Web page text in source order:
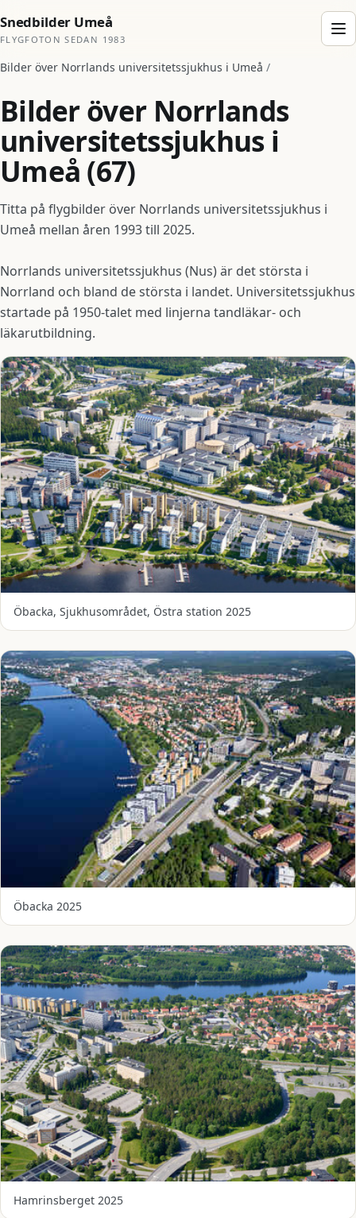
Snedbilder Umeå
FLYGFOTON SEDAN 1983
Bilder över Norrlands universitetssjukhus i Umeå /
Bilder över Norrlands
universitetssjukhus i
Umeå (67)
Titta på flygbilder över Norrlands universitetssjukhus i
Umeå mellan åren 1993 till 2025.
Norrlands universitetssjukhus (Nus) är det största i
Norrland och bland de största i landet. Universitetssjukhus
startade på 1950-talet med linjerna tandläkar- och
läkarutbildning.
Öbacka, Sjukhusområdet, Östra station 2025
Öbacka 2025
Hamrinsberget 2025